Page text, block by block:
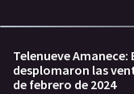
Telenueve Amanece:
desplomaron las
de febrero de 2024